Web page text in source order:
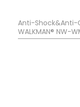
Anti-Shock&Anti-
WALKMAN® NW-